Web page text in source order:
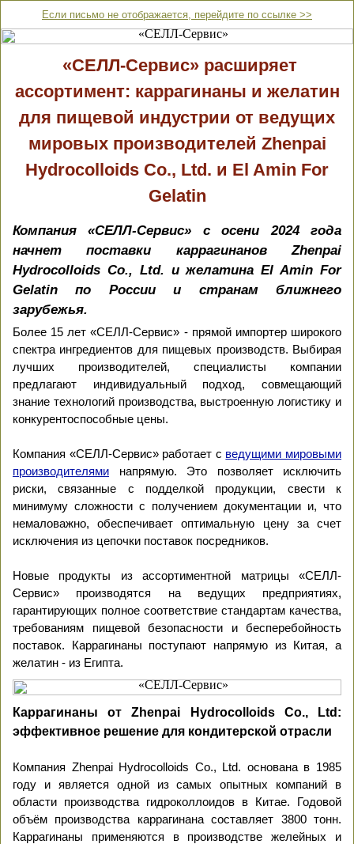
Если письмо не отображается, перейдите по ссылке >>
«СЕЛЛ-Сервис» расширяет
ассортимент: каррагинаны и желатин
для пищевой индустрии от ведущих
мировых производителей Zhenpai
Hydrocolloids Co., Ltd. и El Amin For
Gelatin
Компания «СЕЛЛ-Сервис» с осени 2024 года
начнет поставки каррагинанов Zhenpai
Hydrocolloids Co., Ltd. и желатина El Amin For
Gelatin по России и странам ближнего
зарубежья.
Более 15 лет «СЕЛЛ-Сервис» - прямой импортер широкого
спектра ингредиентов для пищевых производств. Выбирая
лучших производителей, специалисты компании
предлагают индивидуальный подход, совмещающий
знание технологий производства, выстроенную логистику и
конкурентоспособные цены.
Компания «СЕЛЛ-Сервис» работает с ведущими мировыми
производителями напрямую. Это позволяет исключить
риски, связанные с подделкой продукции, свести к
минимуму сложности с получением документации и, что
немаловажно, обеспечивает оптимальную цену за счет
исключения из цепочки поставок посредников.
Новые продукты из ассортиментной матрицы «СЕЛЛ-
Сервис» производятся на ведущих предприятиях,
гарантирующих полное соответствие стандартам качества,
требованиям пищевой безопасности и бесперебойность
поставок. Каррагинаны поступают напрямую из Китая, а
желатин - из Египта.
Каррагинаны от Zhenpai Hydrocolloids Co., Ltd:
эффективное решение для кондитерской отрасли
Компания Zhenpai Hydrocolloids Co., Ltd. основана в 1985
году и является одной из самых опытных компаний в
области производства гидроколлоидов в Китае. Годовой
объём производства каррагинана составляет 3800 тонн.
Каррагинаны применяются в производстве желейных и